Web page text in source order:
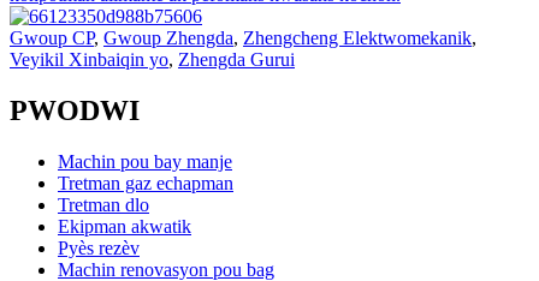
Gwoup CP, Gwoup Zhengda, Zhengcheng Elektwomekanik,
Veyikil Xinbaiqin yo, Zhengda Gurui
PWODWI
Machin pou bay manje
Tretman gaz echapman
Tretman dlo
Ekipman akwatik
Pyès rezèv
Machin renovasyon pou bag